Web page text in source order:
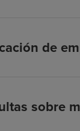
de
sobre